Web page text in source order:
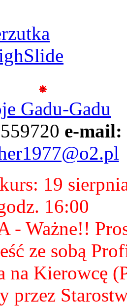
Gadu-Gadu
e-mail:
19
16:00
- Ważne!!
ze sobą
na Kierowcę
przez